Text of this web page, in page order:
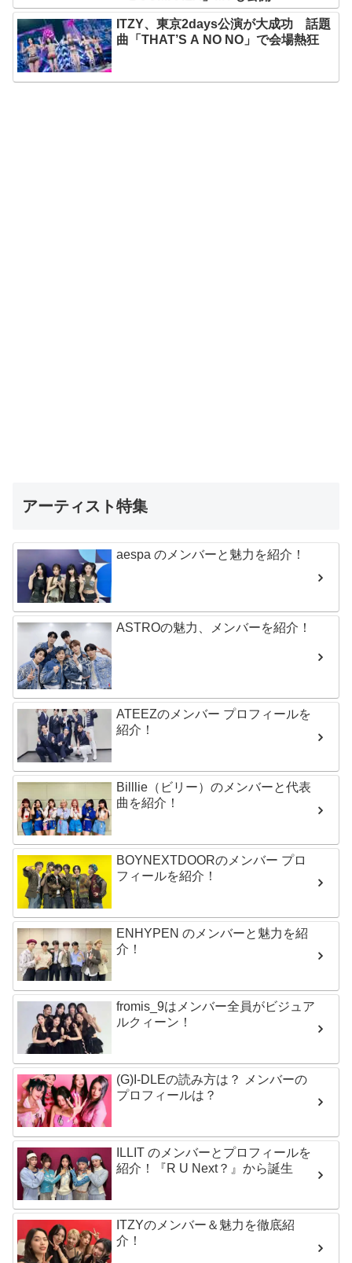
ITZY、東京2days公演が大成功 話題
曲「THAT’S A NO NO」で会場熱狂
アーティスト特集
aespa のメンバーと魅力を紹介！
ASTROの魅力、メンバーを紹介！
ATEEZのメンバー プロフィールを
紹介！
Billlie（ビリー）のメンバーと代表
曲を紹介！
BOYNEXTDOORのメンバー プロ
フィールを紹介！
ENHYPEN のメンバーと魅力を紹
介！
fromis_9はメンバー全員がビジュア
ルクィーン！
(G)I-DLEの読み方は？ メンバーの
プロフィールは？
ILLIT のメンバーとプロフィールを
紹介！『R U Next？』から誕生
ITZYのメンバー＆魅力を徹底紹
介！